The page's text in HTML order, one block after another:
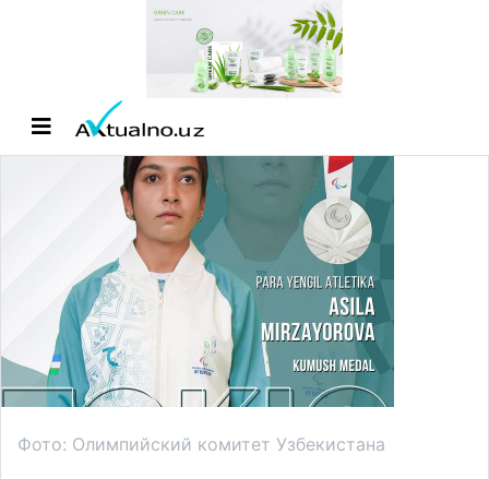
Фото: Олимпийский комитет Узбекистана